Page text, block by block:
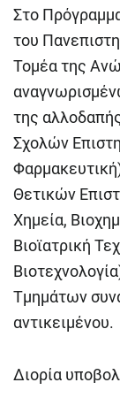
Στο
του
Τομέα της
της
Σχολών
Θετικών
Χημεία,
Βιοϊατρική
Τμημάτων
αντικειμένου.
Διορία